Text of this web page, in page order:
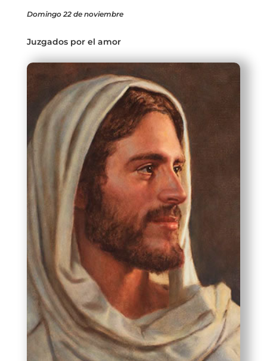
Domingo 22 de noviembre
Juzgados por el amor